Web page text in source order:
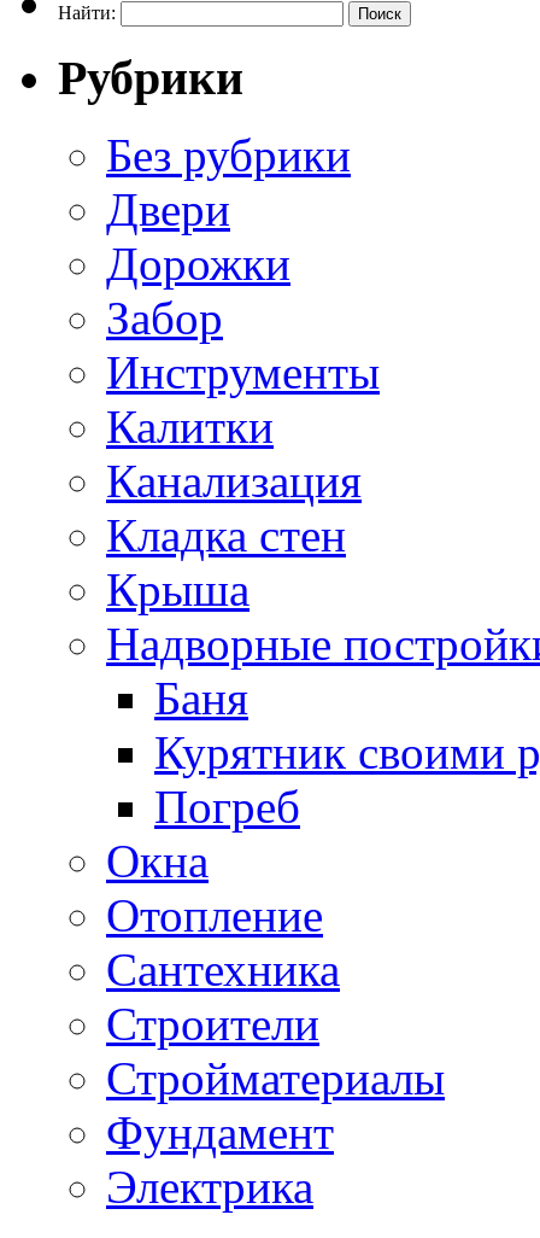
Найти:
Рубрики
Без рубрики
Двери
Дорожки
Забор
Инструменты
Калитки
Канализация
Кладка стен
Крыша
Надворные
Баня
Курятник своими
Погреб
Окна
Отопление
Сантехника
Строители
Стройматериалы
Фундамент
Электрика